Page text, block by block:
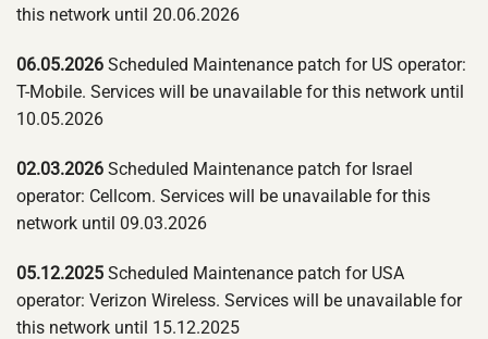
this network until 20.06.2026
06.05.2026 Scheduled Maintenance patch for US operator:
T-Mobile. Services will be unavailable for this network until
10.05.2026
02.03.2026 Scheduled Maintenance patch for Israel
operator: Cellcom. Services will be unavailable for this
network until 09.03.2026
05.12.2025 Scheduled Maintenance patch for USA
operator: Verizon Wireless. Services will be unavailable for
this network until 15.12.2025